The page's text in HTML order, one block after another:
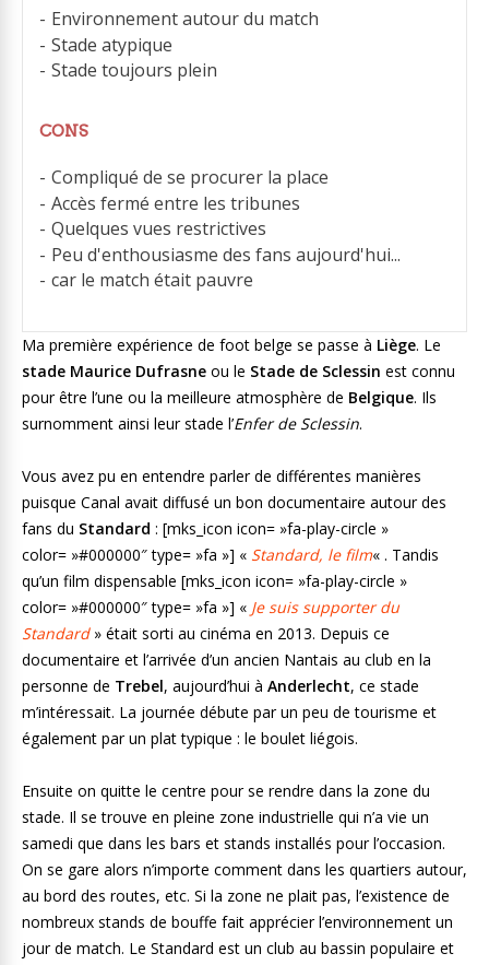
Environnement autour du match
Stade atypique
Stade toujours plein
CONS
Compliqué de se procurer la place
Accès fermé entre les tribunes
Quelques vues restrictives
Peu d'enthousiasme des fans aujourd'hui...
car le match était pauvre
Ma première expérience de foot belge se passe à Liège. Le
stade Maurice Dufrasne ou le Stade de Sclessin est connu
pour être l’une ou la meilleure atmosphère de Belgique. Ils
surnomment ainsi leur stade l’Enfer de Sclessin.
Vous avez pu en entendre parler de différentes manières
puisque Canal avait diffusé un bon documentaire autour des
fans du Standard : [mks_icon icon= »fa-play-circle »
color= »#000000″ type= »fa »] « Standard, le film« . Tandis
qu’un film dispensable [mks_icon icon= »fa-play-circle »
color= »#000000″ type= »fa »] « Je suis supporter du
Standard» était sorti au cinéma en 2013. Depuis ce
documentaire et l’arrivée d’un ancien Nantais au club en la
personne de Trebel, aujourd’hui à Anderlecht, ce stade
m’intéressait. La journée débute par un peu de tourisme et
également par un plat typique : le boulet liégois.
Ensuite on quitte le centre pour se rendre dans la zone du
stade. Il se trouve en pleine zone industrielle qui n’a vie un
samedi que dans les bars et stands installés pour l’occasion.
On se gare alors n’importe comment dans les quartiers autour,
au bord des routes, etc. Si la zone ne plait pas, l’existence de
nombreux stands de bouffe fait apprécier l’environnement un
jour de match. Le Standard est un club au bassin populaire et